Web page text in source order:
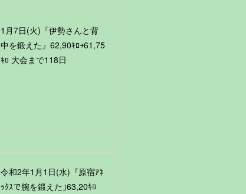
1月7日(火)『伊勢さんと背
中を鍛えた』62,90ｷﾛ￫61,75
ｷﾛ 大会まで118日
令和2年1月1日(水)『原宿ｱﾈ
ｯｸｽで腕を鍛えた｣63,20ｷﾛ